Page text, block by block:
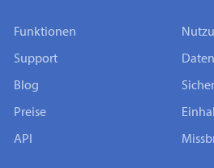
Funktionen
Support
Blog
Preise
API